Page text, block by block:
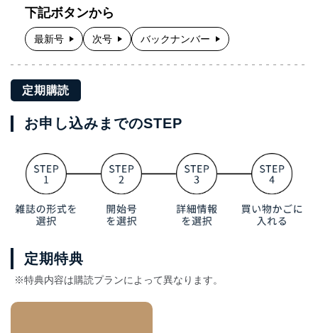
下記ボタンから
最新号 次号 バックナンバー
定期購読
お申し込みまでのSTEP
定期特典
※特典内容は購読プランによって異なります。